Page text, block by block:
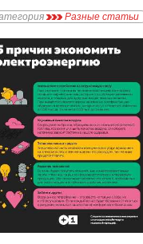
Разные статьи